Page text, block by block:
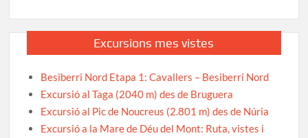
Excursions mes vistes
Besiberri Nord Etapa 1: Cavallers – Besiberri Nord
Excursió al Taga (2040 m) des de Bruguera
Excursió al Pic de Noucreus (2.801 m) des de Núria
Excursió a la Mare de Déu del Mont: Ruta, vistes i